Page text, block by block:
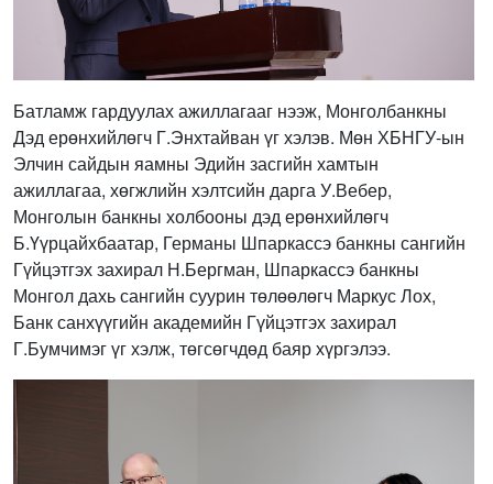
Батламж гардуулах ажиллагааг нээж, Монголбанкны
Дэд ерөнхийлөгч Г.Энхтайван үг хэлэв. Мөн ХБНГУ-ын
Элчин сайдын яамны Эдийн засгийн хамтын
ажиллагаа, хөгжлийн хэлтсийн дарга У.Вебер,
Монголын банкны холбооны дэд ерөнхийлөгч
Б.Үүрцайхбаатар, Германы Шпаркассэ банкны сангийн
Гүйцэтгэх захирал Н.Бергман, Шпаркассэ банкны
Монгол дахь сангийн суурин төлөөлөгч Маркус Лох,
Банк санхүүгийн академийн Гүйцэтгэх захирал
Г.Бумчимэг үг хэлж, төгсөгчдөд баяр хүргэлээ.